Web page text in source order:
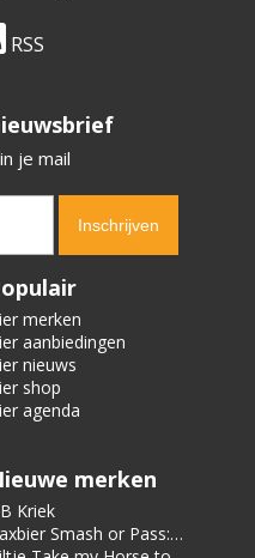
RSS
je mail
merken
aanbiedingen
nieuws
shop
agenda
merken
Kriek
Smash or Pass: